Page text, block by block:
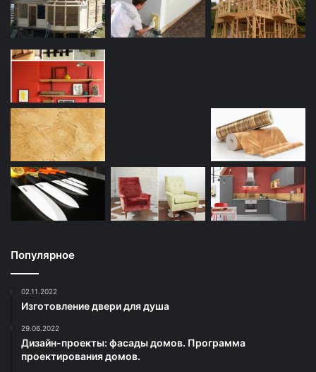
Популярное
02.11.2022
Изготовление двери для душа
29.06.2022
Дизайн-проекты: фасады домов. Программа
проектирования домов.